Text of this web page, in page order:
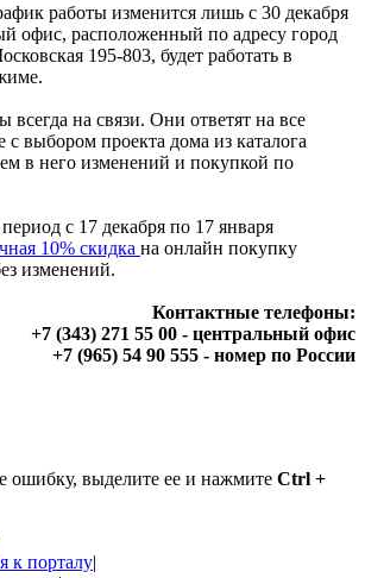
работы изменится лишь с 30 декабря
офис, расположенный по адресу город
195-803, будет работать в
на связи. Они ответят на все
с выбором проекта дома из каталога
в него изменений и покупкой по
с 17 декабря по 17 января
10% скидка на онлайн покупку
изменений.
Контактные телефоны:
+7 (343) 271 55 00 - центральный офис
+7 (965) 54 90 555 - номер по России
ошибку, выделите ее и нажмите Ctrl +
к порталу|